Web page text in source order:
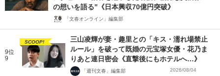
の想いを語る”《日本興収70億円突破》
「文春オンライン」編集部
9位
9
SCOOP!
三山凌輝が妻・趣里との「キス・濡れ場禁止
ルール」を破って既婚の元宝塚女優・花乃ま
りあと連日密会《直撃後にもホテルへ…》
「週刊文春」編集部 2026/08/04